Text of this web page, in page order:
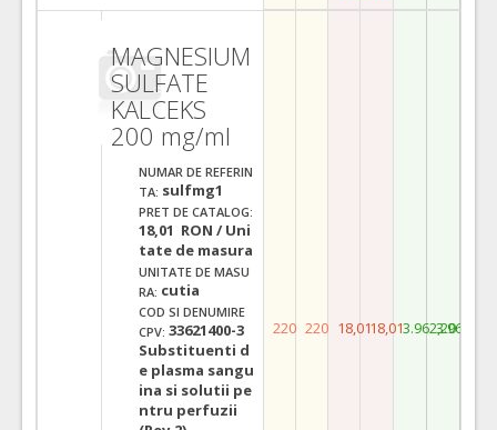
MAGNESIUM
SULFATE
KALCEKS
200 mg/ml
NUMAR DE REFERIN
TA: sulfmg1
PRET DE CATALOG:
18,01 RON / Uni
tate de masura
UNITATE DE MASU
RA: cutia
COD SI DENUMIRE
CPV: 33621400-3
Substituenti d
e plasma sangu
ina si solutii pe
ntru perfuzii
220 220 18,0118,013.962,203.962,20